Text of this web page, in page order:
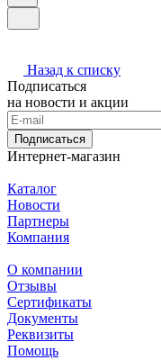
Назад к списку
Подписаться
на новости и акции
Подписаться
Интернет-магазин
Каталог
Новости
Партнеры
Компания
О компании
Отзывы
Сертификаты
Документы
Реквизиты
Помощь